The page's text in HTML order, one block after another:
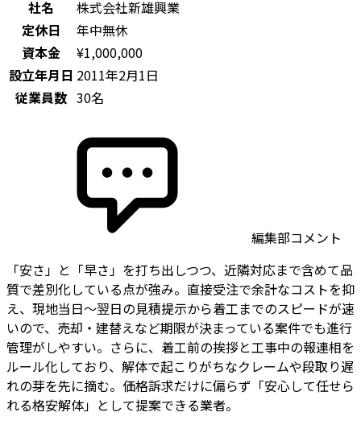
社名
株式会社新雄興業
定休日
年中無休
資本金
¥1,000,000
設立年月日 2011年2月1日
従業員数 30名
編集部コメント
「安さ」と「早さ」を打ち出しつつ、近隣対応まで含めて品
質で差別化している点が強み。直接受注で余計なコストを抑
え、現地当日〜翌日の見積提示から着工までのスピードが速
いので、売却・建替えなど期限が決まっている案件でも進行
管理がしやすい。さらに、着工前の挨拶と工事中の報連相を
ルール化しており、解体で起こりがちなクレームや段取り遅
れの芽を先に摘む。価格訴求だけに偏らず「安心して任せら
れる格安解体」として提案できる業者。